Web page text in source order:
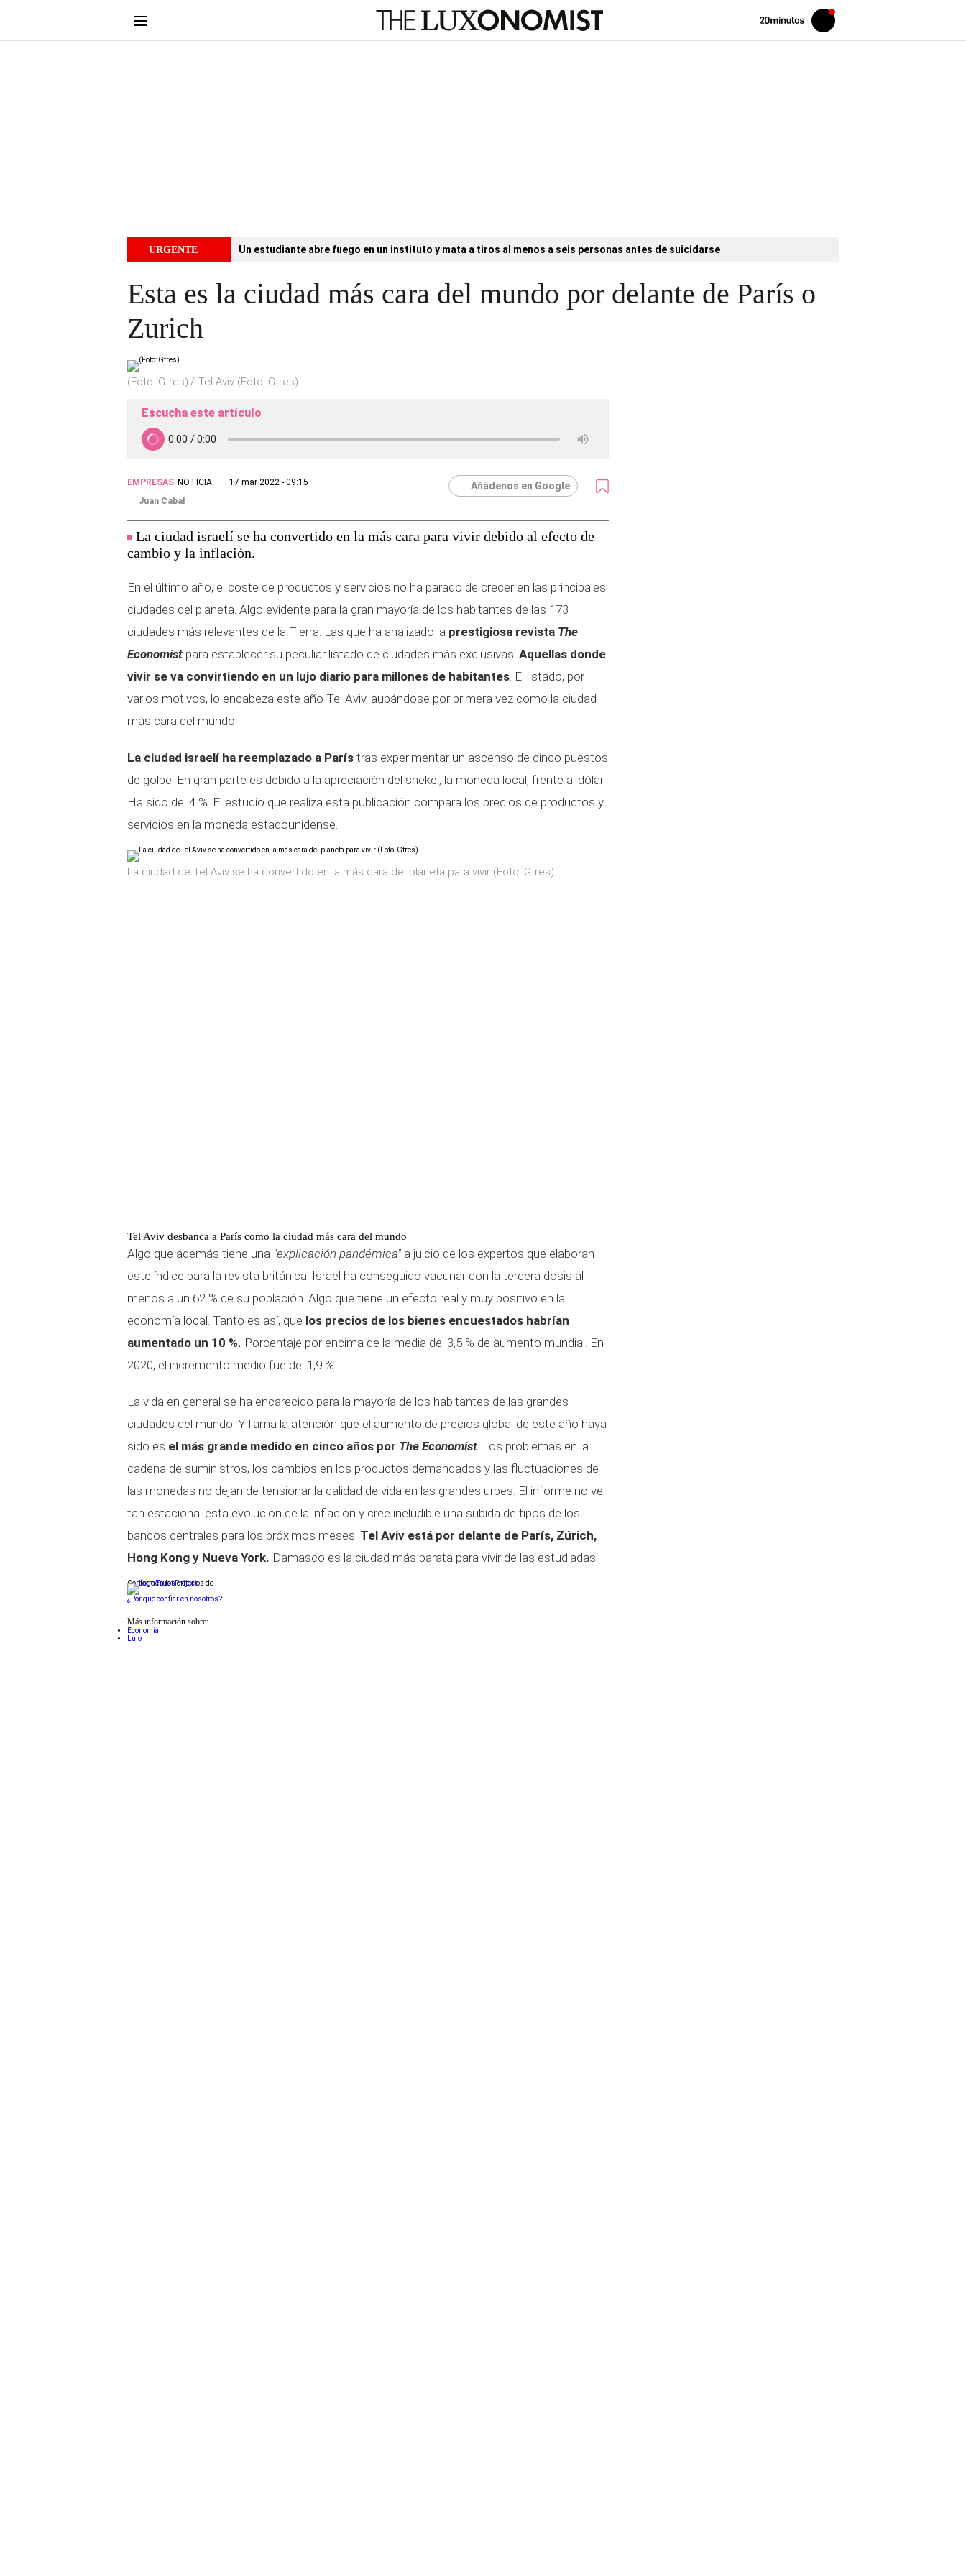
Volver
Iniciar
sesión
URGENTE Un estudiante abre fuego en un instituto y mata a tiros al menos a seis personas antes de suicidarse
Esta es la ciudad más cara del mundo por delante de París o
Zurich
(Foto: Gtres) Tel Aviv (Foto: Gtres)
Escucha este artículo
EMPRESAS NOTICIA
17 mar 2022 - 09:15
Juan Cabal
Añádenos en Google
La ciudad israelí se ha convertido en la más cara para vivir debido al efecto de
cambio y la inflación.
En el último año, el coste de productos y servicios no ha parado de crecer en las principales
ciudades del planeta. Algo evidente para la gran mayoría de los habitantes de las 173
ciudades más relevantes de la Tierra. Las que ha analizado la prestigiosa revista The
Economist para establecer su peculiar listado de ciudades más exclusivas. Aquellas donde
vivir se va convirtiendo en un lujo diario para millones de habitantes. El listado, por
varios motivos, lo encabeza este año Tel Aviv, aupándose por primera vez como la ciudad
más cara del mundo.
La ciudad israelí ha reemplazado a París tras experimentar un ascenso de cinco puestos
de golpe. En gran parte es debido a la apreciación del shekel, la moneda local, frente al dólar.
Ha sido del 4 %. El estudio que realiza esta publicación compara los precios de productos y
servicios en la moneda estadounidense.
La ciudad de Tel Aviv se ha convertido en la más cara del planeta para vivir (Foto: Gtres)
Tel Aviv desbanca a París como la ciudad más cara del mundo
Algo que además tiene una "explicación pandémica" a juicio de los expertos que elaboran
este índice para la revista británica. Israel ha conseguido vacunar con la tercera dosis al
menos a un 62 % de su población. Algo que tiene un efecto real y muy positivo en la
economía local. Tanto es así, que los precios de los bienes encuestados habrían
aumentado un 10 %. Porcentaje por encima de la media del 3,5 % de aumento mundial. En
2020, el incremento medio fue del 1,9 %.
La vida en general se ha encarecido para la mayoría de los habitantes de las grandes
ciudades del mundo. Y llama la atención que el aumento de precios global de este año haya
sido es el más grande medido en cinco años por The Economist. Los problemas en la
cadena de suministros, los cambios en los productos demandados y las fluctuaciones de
las monedas no dejan de tensionar la calidad de vida en las grandes urbes. El informe no ve
tan estacional esta evolución de la inflación y cree ineludible una subida de tipos de los
bancos centrales para los próximos meses. Tel Aviv está por delante de París, Zúrich,
Hong Kong y Nueva York. Damasco es la ciudad más barata para vivir de las estudiadas.
Conforme a los criterios de
¿Por qué confiar en nosotros?
Más información sobre:
Economia
Lujo